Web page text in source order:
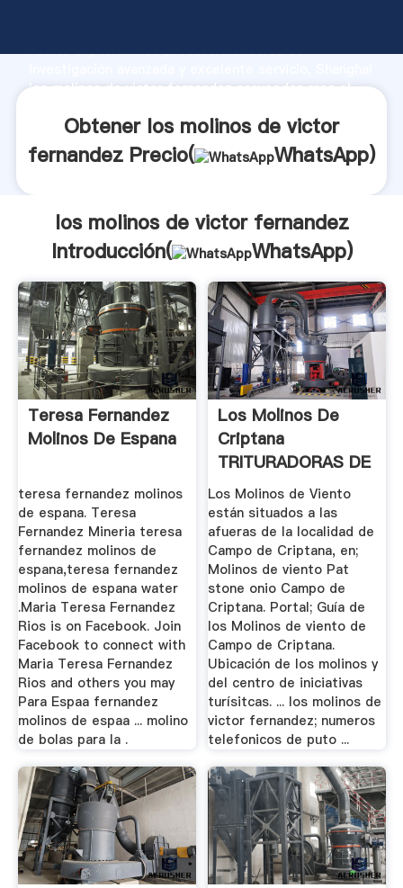
fuerte capacidad de producción, fuerza de
los molinos de victor fernandez proveedor crea el
Obtener los molinos de victor
fernandez Precio(
WhatsApp)
los molinos de victor fernandez
Introducción(
WhatsApp)
Teresa Fernandez
Molinos De Espana
teresa fernandez molinos
de espana. Teresa
Fernandez Mineria teresa
fernandez molinos de
espana,teresa fernandez
molinos de espana water
.Maria Teresa Fernandez
Rios is on Facebook. Join
Facebook to connect with
Maria Teresa Fernandez
Rios and others you may
Para Espaa fernandez
molinos de espaa ... molino
de bolas para la .
Los Molinos De
Criptana
TRITURADORAS DE
ROCA, AGREGADOS
...
Los Molinos de Viento
están situados a las
afueras de la localidad de
Campo de Criptana, en;
Molinos de viento Pat
stone onio Campo de
Criptana. Portal; Guía de
los Molinos de viento de
Campo de Criptana.
Ubicación de los molinos y
del centro de iniciativas
turísitcas. ... los molinos de
victor fernandez; numeros
telefonicos de puto ...